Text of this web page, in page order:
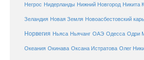
Негрос Нидерланды Нижний Новгород Никита
Зеландия Новая Земля Новоасбестовский
Норвегия Ньяса Ньячанг ОАЭ Одесса Одри
Океания Окинава Оксана Истратова Олег